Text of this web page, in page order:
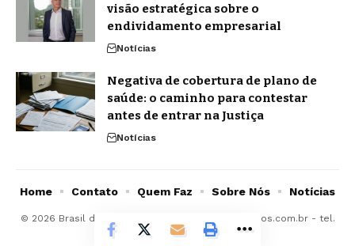
visão estratégica sobre o
endividamento empresarial
Notícias
Negativa de cobertura de plano de
saúde: o caminho para contestar
antes de entrar na Justiça
Notícias
© 2026 Brasil de Poucos - contato@brasildepoucos.com.br- tel.
(11)91754-6532
Home Contato Quem Faz Sobre Nós Notícias